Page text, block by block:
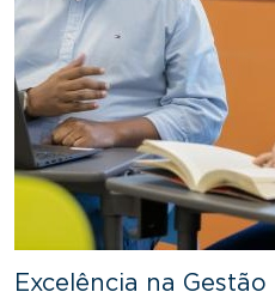
Excelência na Gestão